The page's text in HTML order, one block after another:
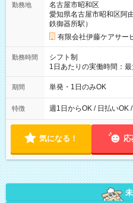
で） ・マイカー通勤可（駐車場あり） 【
し
勤務地
名古屋市昭和区
愛知県名古屋市昭和区阿
鉄御器所駅）
有限会社伊藤ケアサー
勤務時間
シフト制
1日あたりの実働時間：
／休憩2時間） ★毎週【水曜日】【土曜日】【日曜日】のいずれ
か、または複数日勤務で
す。ご応募時にご遠慮な
ません。
期間 単発・1日のみOK
特徴 週1日からOK / 日払いOK
気になる！ 応